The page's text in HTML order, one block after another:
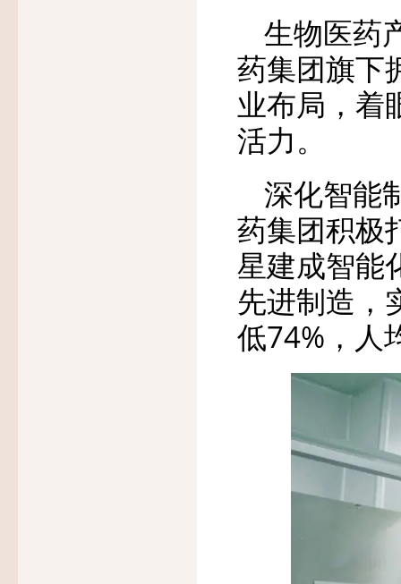
生物医药
药集团旗下
业布局，着
活力。
深化智能
药集团积极
星建成智能
先进制造，
低74%，人